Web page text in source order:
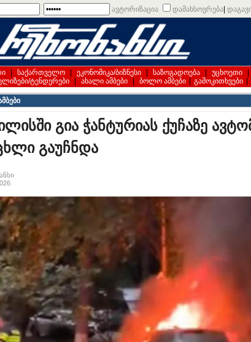
ავტორიზაცია დამახსოვრება
საქართველო ეკონომიკა/ბიზნესი საზოგადოება უცხოეთი
ტენდერები
ახალი ამბები ბოლო ამბები გამოკითხვები
გია ჭანტურიას ქუჩაზე
გაუჩნდა